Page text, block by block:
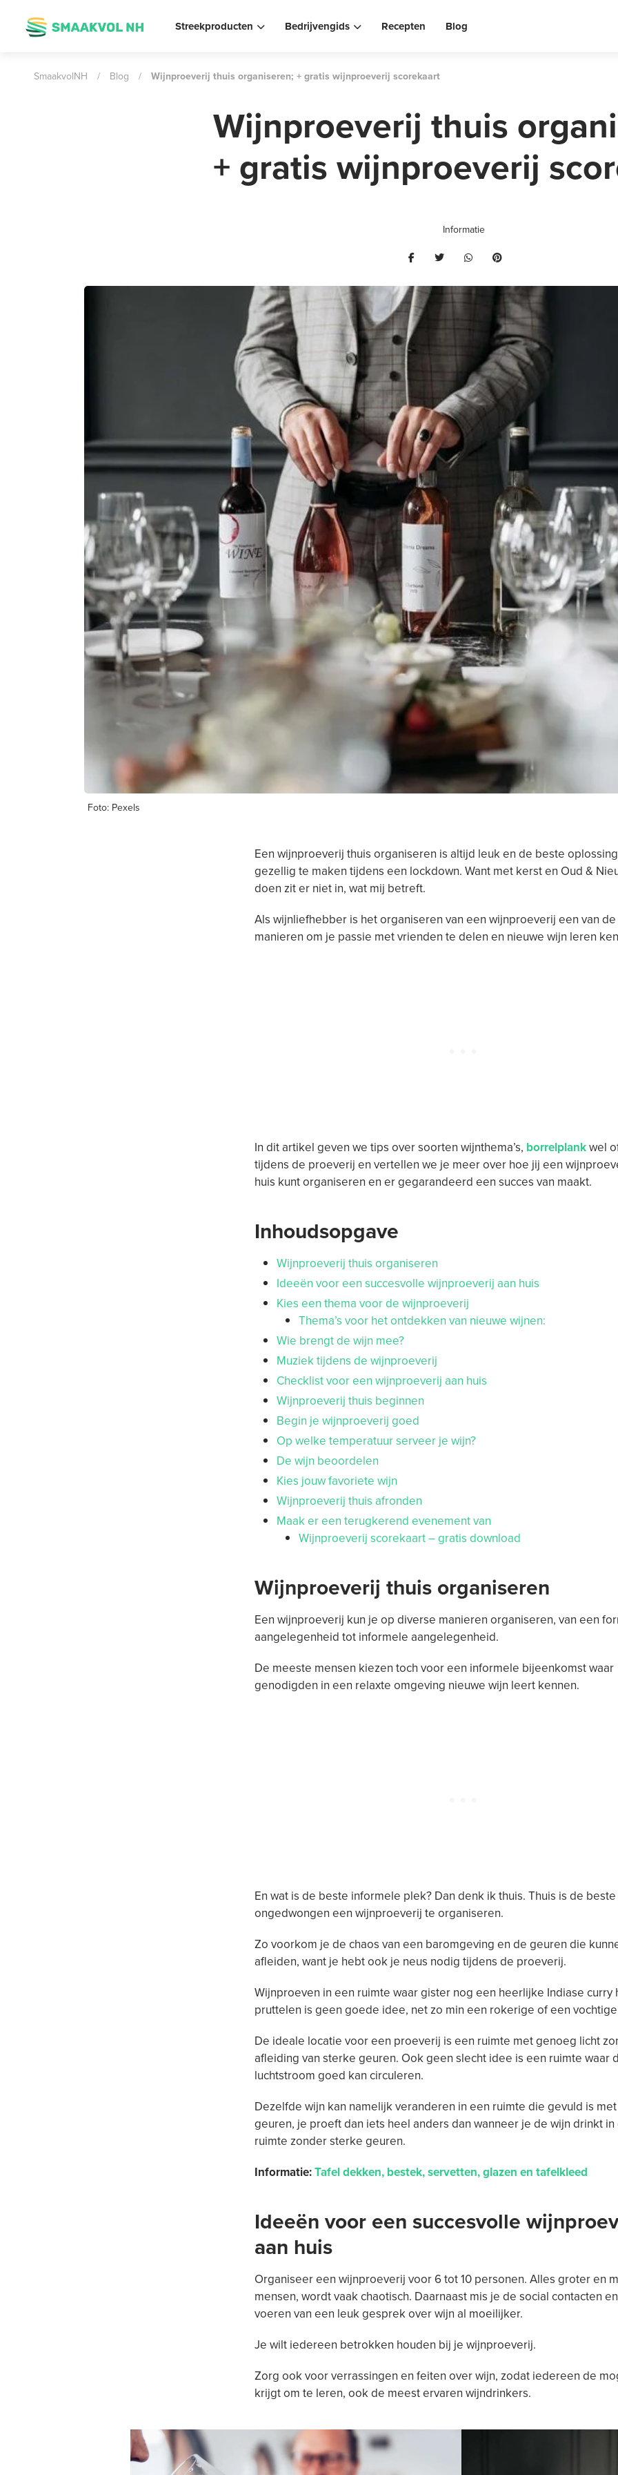
Streekproducten Bedrijvengids Recepten Blog
SmaakvolNH / Blog / Wijnproeverij thuis organiseren; + gratis wijnproeverij scorekaart
Foto: Pexels
Wijnproeverij thuis
+ gratis wijnproeverij
Informatie
Een wijnproeverij thuis organiseren is altijd leuk en de beste
gezellig te maken tijdens een lockdown. Want met kerst en Oud &
doen zit er niet in, wat mij betreft.
Als wijnliefhebber is het organiseren van een wijnproeverij een van
manieren om je passie met vrienden te delen en nieuwe wijn leren
In dit artikel geven we tips over soorten wijnthema’s, borrelplankwel
tijdens de proeverij en vertellen we je meer over hoe jij een
huis kunt organiseren en er gegarandeerd een succes van maakt.
Inhoudsopgave
Wijnproeverij thuis organiseren
Ideeën voor een succesvolle wijnproeverij aan huis
Kies een thema voor de wijnproeverij
Thema’s voor het ontdekken van nieuwe wijnen:
Wie brengt de wijn mee?
Muziek tijdens de wijnproeverij
Checklist voor een wijnproeverij aan huis
Wijnproeverij thuis beginnen
Begin je wijnproeverij goed
Op welke temperatuur serveer je wijn?
De wijn beoordelen
Kies jouw favoriete wijn
Wijnproeverij thuis afronden
Maak er een terugkerend evenement van
Wijnproeverij scorekaart – gratis download
Wijnproeverij thuis organiseren
Een wijnproeverij kun je op diverse manieren organiseren, van een
aangelegenheid tot informele aangelegenheid.
De meeste mensen kiezen toch voor een informele bijeenkomst waar
genodigden in een relaxte omgeving nieuwe wijn leert kennen.
En wat is de beste informele plek? Dan denk ik thuis. Thuis is de
ongedwongen een wijnproeverij te organiseren.
Zo voorkom je de chaos van een baromgeving en de geuren die
afleiden, want je hebt ook je neus nodig tijdens de proeverij.
Wijnproeven in een ruimte waar gister nog een heerlijke Indiase curry
pruttelen is geen goede idee, net zo min een rokerige of een
De ideale locatie voor een proeverij is een ruimte met genoeg licht
afleiding van sterke geuren. Ook geen slecht idee is een ruimte waar
luchtstroom goed kan circuleren.
Dezelfde wijn kan namelijk veranderen in een ruimte die gevuld is
geuren, je proeft dan iets heel anders dan wanneer je de wijn drinkt in
ruimte zonder sterke geuren.
Informatie:Tafel dekken, bestek, servetten, glazen en tafelkleed
Ideeën voor een succesvolle
aan huis
Organiseer een wijnproeverij voor 6 tot 10 personen. Alles groter en
mensen, wordt vaak chaotisch. Daarnaast mis je de social contacten
voeren van een leuk gesprek over wijn al moeilijker.
Je wilt iedereen betrokken houden bij je wijnproeverij.
Zorg ook voor verrassingen en feiten over wijn, zodat iedereen de
krijgt om te leren, ook de meest ervaren wijndrinkers.